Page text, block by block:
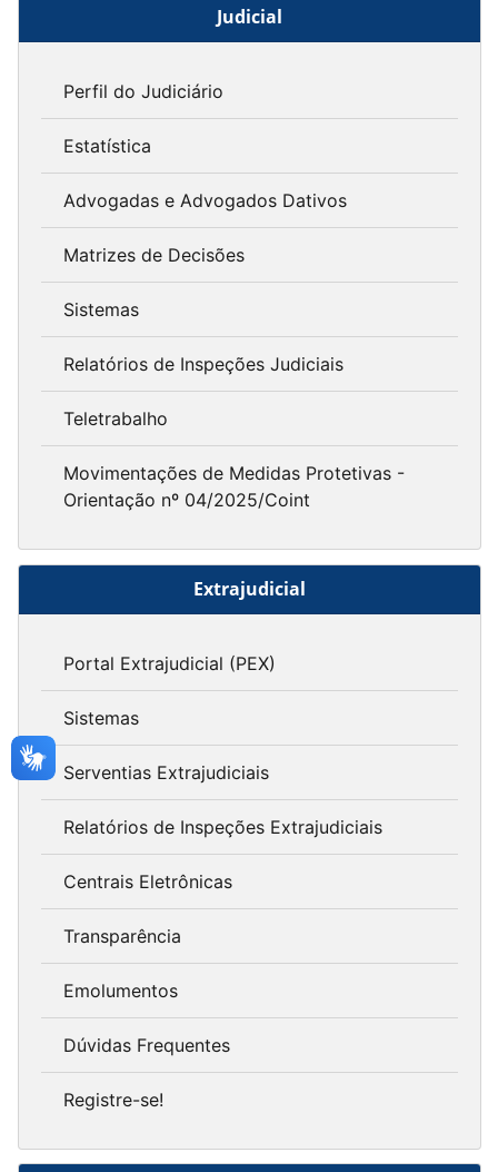
Judicial
Perfil do Judiciário
Estatística
Advogadas e Advogados Dativos
Matrizes de Decisões
Sistemas
Relatórios de Inspeções Judiciais
Teletrabalho
Movimentações de Medidas Protetivas -
Orientação nº 04/2025/Coint
Extrajudicial
Portal Extrajudicial (PEX)
Sistemas
Serventias Extrajudiciais
Relatórios de Inspeções Extrajudiciais
Centrais Eletrônicas
Transparência
Emolumentos
Dúvidas Frequentes
Registre-se!